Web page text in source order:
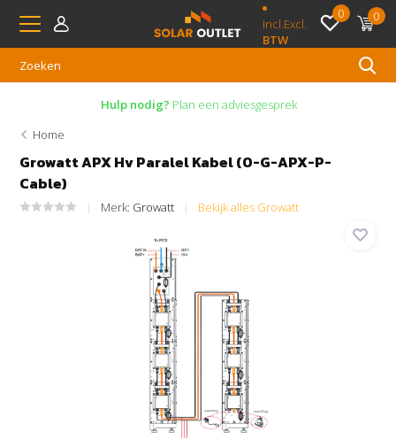
Incl.Excl.
BTW
0 0
Hulp nodig? Plan een adviesgesprek
Home
Growatt APX Hv Paralel Kabel (O-G-APX-P-
Cable)
Merk: Growatt Bekijk alles Growatt